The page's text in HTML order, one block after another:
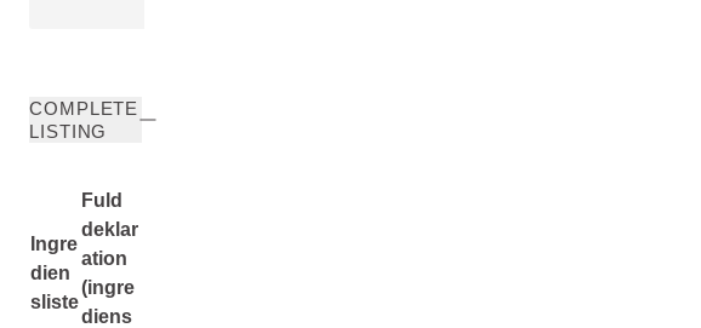
COMPLETE
LISTING
Ingre
dien
sliste
Fuld
deklar
ation
(ingre
diens